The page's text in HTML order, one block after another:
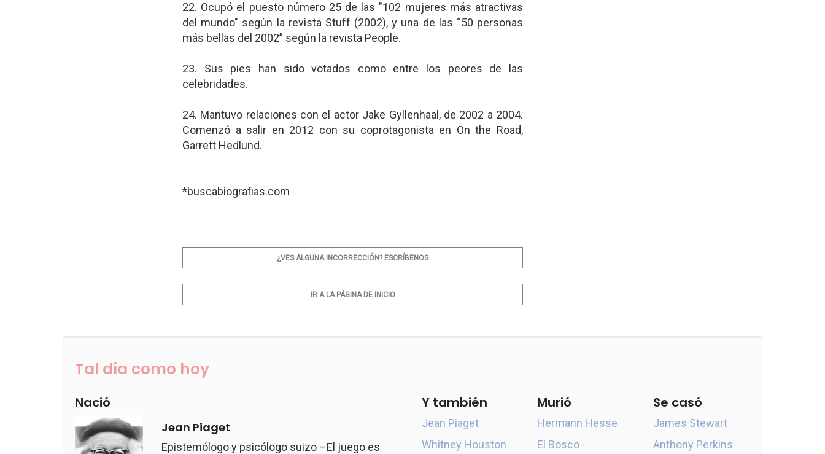
22. Ocupó el puesto número 25 de las "102 mujeres más atractivas
del mundo" según la revista Stuff (2002), y una de las “50 personas
más bellas del 2002” según la revista People.
23. Sus pies han sido votados como entre los peores de las
celebridades.
24. Mantuvo relaciones con el actor Jake Gyllenhaal, de 2002 a 2004.
Comenzó a salir en 2012 con su coprotagonista en On the Road,
Garrett Hedlund.
*buscabiografias.com
¿VES ALGUNA INCORRECCIÓN? ESCRÍBENOS
IR A LA PÁGINA DE INICIO
Tal día como hoy
Nació
Jean Piaget
Epistemólogo y psicólogo suizo –El juego es
Y también
Jean Piaget
Whitney Houston
Murió
Hermann Hesse
El Bosco -
Se casó
James Stewart
Anthony Perkins